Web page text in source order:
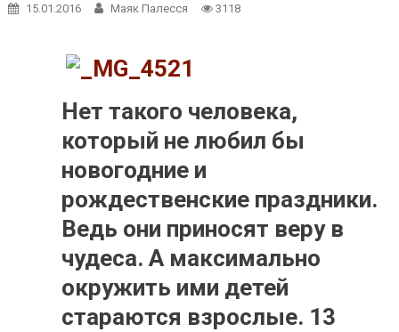
15.01.2016 Маяк Палесся 3118
Нет такого человека,
который не любил бы
новогодние и
рождественские праздники.
Ведь они приносят веру в
чудеса. А максимально
окружить ими детей
стараются взрослые. 13